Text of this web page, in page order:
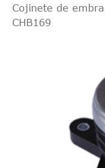
Cojinete de
CHB169